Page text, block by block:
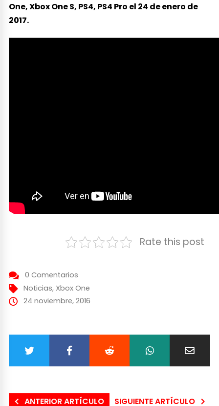
One, Xbox One S, PS4, PS4 Pro el 24 de enero de
2017.
Rate this post
0 Comentarios
Noticias, Xbox One
24 noviembre, 2016
ANTERIOR ARTÍCULO SIGUIENTE ARTÍCULO